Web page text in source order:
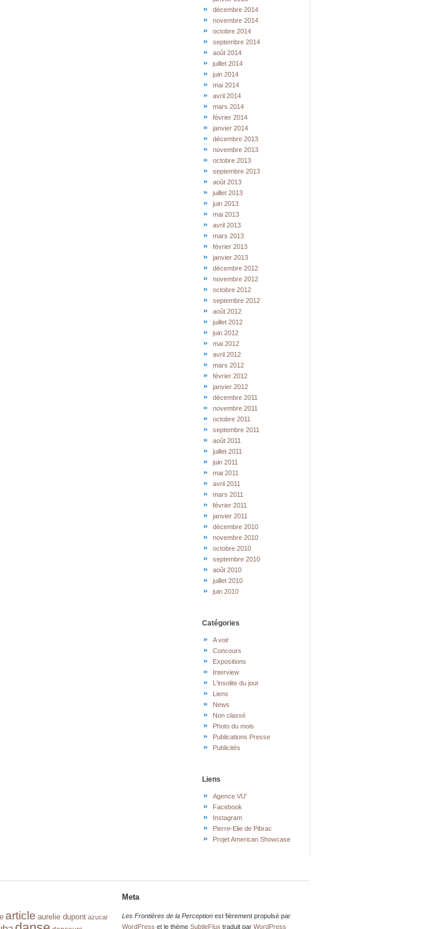
décembre 2014
novembre 2014
octobre 2014
septembre 2014
août 2014
juillet 2014
juin 2014
mai 2014
avril 2014
mars 2014
février 2014
janvier 2014
décembre 2013
novembre 2013
octobre 2013
septembre 2013
août 2013
juillet 2013
juin 2013
mai 2013
avril 2013
mars 2013
février 2013
janvier 2013
décembre 2012
novembre 2012
octobre 2012
septembre 2012
août 2012
juillet 2012
juin 2012
mai 2012
avril 2012
mars 2012
février 2012
janvier 2012
décembre 2011
novembre 2011
octobre 2011
septembre 2011
août 2011
juillet 2011
juin 2011
mai 2011
avril 2011
mars 2011
février 2011
janvier 2011
décembre 2010
novembre 2010
octobre 2010
septembre 2010
août 2010
juillet 2010
juin 2010
Catégories
A voir
Concours
Expositions
Interview
L'insolite du jour
Liens
News
Non classé
Photo du mois
Publications Presse
Publicités
Liens
Agence VU'
Facebook
Instagram
Pierre-Elie de Pibrac
Projet American Showcase
article aurelie dupont azucar
Meta
Les Frontières de la Perception est fièrement propulsé par
WordPress et le thèmeSubtleFlux traduit parWordPress